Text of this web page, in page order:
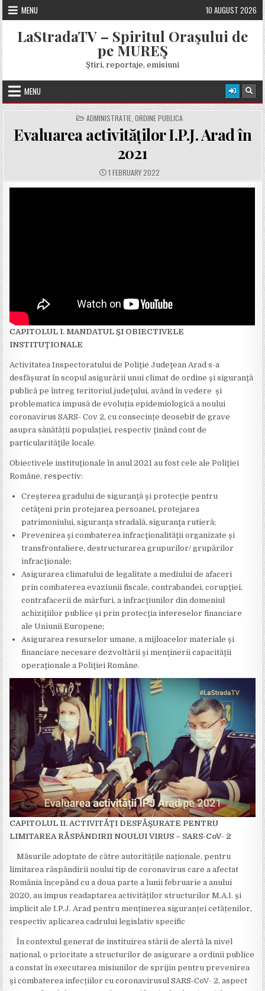
Skip
to
content
MENU 10 AUGUST 2026
LaStradaTV – Spiritul Oraşului de
pe MUREŞ
Ştiri, reportaje, emisiuni
MENU
POSTED
IN
ADMINISTRATIE ORDINE PUBLICA
Evaluarea activităților I.P.J. Arad în
2021
PUBLISHED
DATE:
1 FEBRUARY 2022
CAPITOLUL I. MANDATUL ȘI OBIECTIVELE
INSTITUȚIONALE
Activitatea Inspectoratului de Poliţie Judeţean Arad s-a
desfăşurat în scopul asigurării unui climat de ordine şi siguranţă
publică pe întreg teritoriul judeţului, având în vedere și
problematica impusă de evoluția epidemiologică a noului
coronavirus SARS- Cov 2, cu consecințe deosebit de grave
asupra sănătății populației, respectiv ţinând cont de
particularităţile locale.
Obiectivele instituţionale în anul 2021 au fost cele ale Poliţiei
Române, respectiv:
Creşterea gradului de siguranţă şi protecţie pentru
cetăţeni prin protejarea persoanei, protejarea
patrimoniului, siguranţa stradală, siguranţa rutieră;
Prevenirea şi combaterea infracţionalităţii organizate şi
transfrontaliere, destructurarea grupurilor/ grupărilor
infracţionale;
Asigurarea climatului de legalitate a mediului de afaceri
prin combaterea evaziunii fiscale, contrabandei, corupţiei,
contrafacerii de mărfuri, a infracţiunilor din domeniul
achiziţiilor publice şi prin protecţia intereselor financiare
ale Uniunii Europene;
Asigurarea resurselor umane, a mijloacelor materiale şi
financiare necesare dezvoltării şi menţinerii capacităţii
operaţionale a Poliţiei Române.
CAPITOLUL II. ACTIVITĂȚI DESFĂȘURATE PENTRU
LIMITAREA RĂSPÂNDIRII NOULUI VIRUS – SARS-CoV- 2
Măsurile adoptate de către autoritățile naționale, pentru
limitarea răspândirii noului tip de coronavirus care a afectat
România începând cu a doua parte a lunii februarie a anului
2020, au impus readaptarea activităților structurilor M.A.I. și
implicit ale I.P.J. Arad pentru menținerea siguranței cetățenilor,
respectiv aplicarea cadrului legislativ specific
În contextul generat de instituirea stării de alertă la nivel
național, o prioritate a structurilor de asigurare a ordinii publice
a constat în executarea misiunilor de sprijin pentru prevenirea
și combaterea infecțiilor cu coronavirusul SARS-CoV- 2, aspect